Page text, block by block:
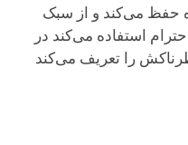
حفظ می‌کند و از سبک
استفاده می‌کند در
را تعریف می‌کند